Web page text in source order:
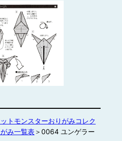
ットモンスターおりがみコレク
み一覧表 ＞0064 ユンゲラー